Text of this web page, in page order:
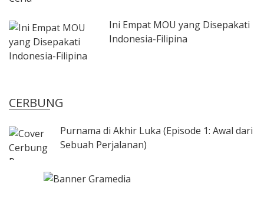
Ini Empat MOU yang Disepakati
Indonesia-Filipina
CERBUNG
Purnama di Akhir Luka (Episode 1: Awal dari
Sebuah Perjalanan)